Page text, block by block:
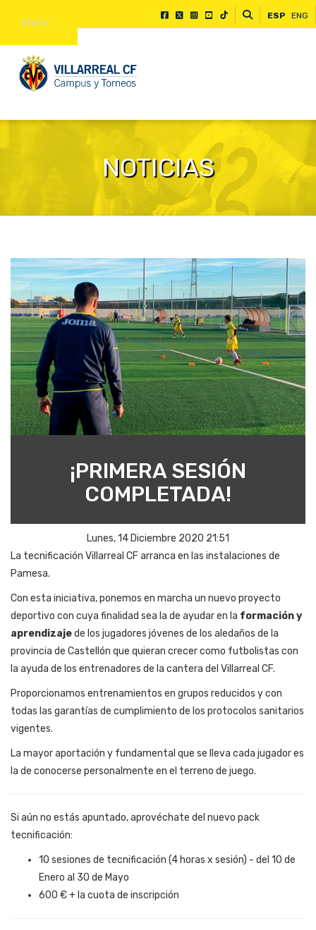
Menu ESP ENG
NOTICIAS
¡PRIMERA SESIÓN
COMPLETADA!
Lunes, 14 Diciembre 2020 21:51
La tecnificación Villarreal CF arranca en las instalaciones de
Pamesa.
Con esta iniciativa, ponemos en marcha un nuevo proyecto
deportivo con cuya finalidad sea la de ayudar en la formación y
aprendizajede los jugadores jóvenes de los aledaños de la
provincia de Castellón que quieran crecer como futbolistas con
la ayuda de los entrenadores de la cantera del Villarreal CF.
Proporcionamos entrenamientos en grupos reducidos y con
todas las garantías de cumplimiento de los protocolos sanitarios
vigentes.
La mayor aportación y fundamental que se lleva cada jugador es
la de conocerse personalmente en el terreno de juego.
Si aún no estás apuntado, aprovéchate del nuevo pack
tecnificación:
10 sesiones de tecnificación (4 horas x sesión) - del 10 de
Enero al 30 de Mayo
600 € + la cuota de inscripción